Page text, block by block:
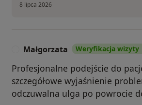
8 lipca 2026
Małgorzata Weryfikacja wizyty
Profesjonalne podejście do
szczegółowe wyjaśnienie
odczuwalna ulga po powrocie